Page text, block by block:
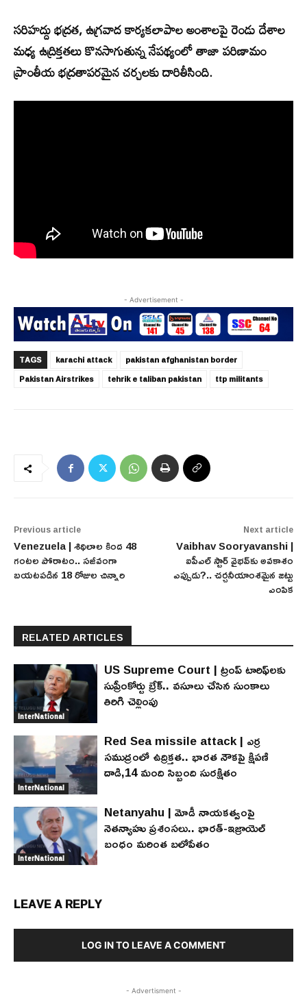
సరిహద్దు భద్రత, ఉగ్రవాద కార్యకలాపాల అంశాలపై రెండు దేశాల
మధ్య ఉద్రిక్తతలు కొనసాగుతున్న నేపథ్యంలో తాజా పరిణామం
ప్రాంతీయ భద్రతాపరమైన చర్చలకు దారితీసింది.
- Advertisement -
TAGS karachi attack
pakistan afghanistan border
Pakistan Airstrikes
tehrik e taliban pakistan ttp militants
Previous article
Venezuela | శిథిలాల కింద 48
గంటల పోరాటం.. సజీవంగా
బయటపడిన 18 రోజుల చిన్నారి
Next article
Vaibhav Sooryavanshi |
ఐపీఎల్ స్టార్ వైభవ్‌కు అవకాశం
ఎప్పుడు?.. చర్చనీయాంశమైన జట్టు
ఎంపిక
RELATED ARTICLES
InterNational
US Supreme Court | ట్రంప్ టారిఫ్‌లకు
సుప్రీంకోర్టు బ్రేక్.. వసూలు చేసిన సుంకాలు
తిరిగి చెల్లింపు
InterNational
Red Sea missile attack | ఎర్ర
సముద్రంలో ఉద్రిక్తత.. భారత నౌకపై క్షిపణి
దాడి,14 మంది సిబ్బంది సురక్షితం
InterNational
Netanyahu | మోడీ నాయకత్వంపై
నెతన్యాహు ప్రశంసలు.. భారత్-ఇజ్రాయెల్
బంధం మరింత బలోపేతం
LEAVE A REPLY
LOG IN TO LEAVE A COMMENT
- Advertisment -